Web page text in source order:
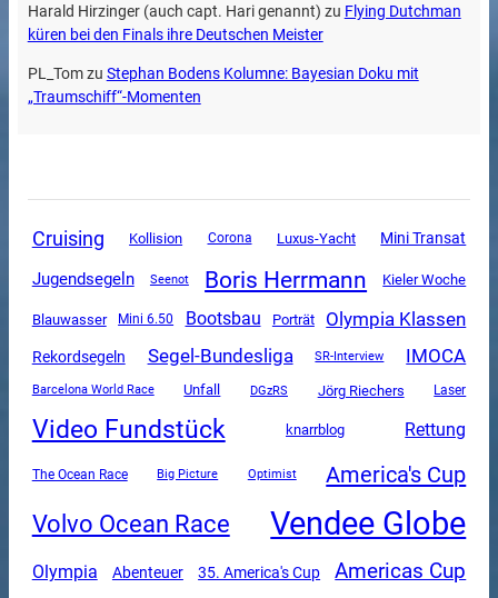
Harald Hirzinger (auch capt. Hari genannt) zu Flying Dutchman
küren bei den Finals ihre Deutschen Meister
PL_Tomzu Stephan Bodens Kolumne: Bayesian Doku mit
„Traumschiff“-Momenten
Cruising Kollision Corona Luxus-Yacht Mini Transat
Jugendsegeln Seenot Boris Herrmann Kieler Woche
Blauwasser Mini 6.50 Bootsbau Porträt Olympia Klassen
Rekordsegeln Segel-Bundesliga SR-Interview IMOCA
Barcelona World Race Unfall DGzRS Jörg Riechers Laser
Video Fundstück knarrblog Rettung
The Ocean Race Big Picture Optimist America's Cup
Volvo Ocean Race Vendee Globe
Olympia Abenteuer 35. America's Cup Americas Cup